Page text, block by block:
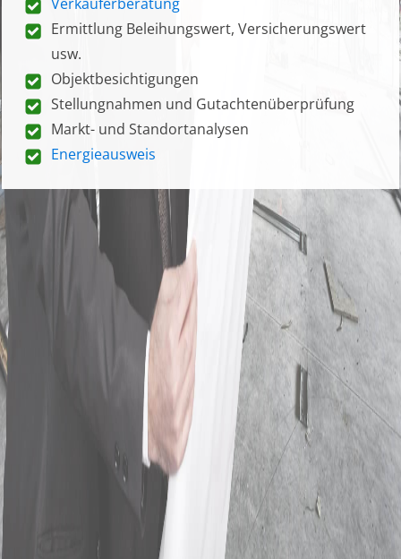
Ermittlung Beleihungswert, Versicherungswert
usw.
Objektbesichtigungen
Stellungnahmen und Gutachtenüberprüfung
Markt- und Standortanalysen
Energieausweis